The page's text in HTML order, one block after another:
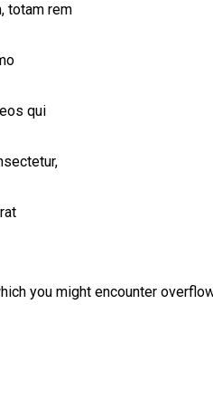
totam rem
qui
you might encounter